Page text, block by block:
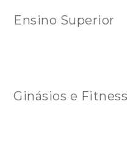
Ensino Superior
Ginásios e Fitness